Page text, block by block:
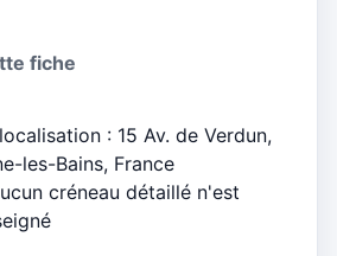
fiche
: 15 Av. de Verdun,
les-Bains, France
créneau détaillé n'est